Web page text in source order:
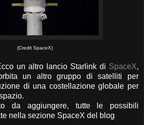
(Credit SpaceX)
un altro lancio Starlink di SpaceX,
un altro gruppo di satelliti per
di una costellazione globale per
da aggiungere, tutte le possibili
nella sezione SpaceX del blog